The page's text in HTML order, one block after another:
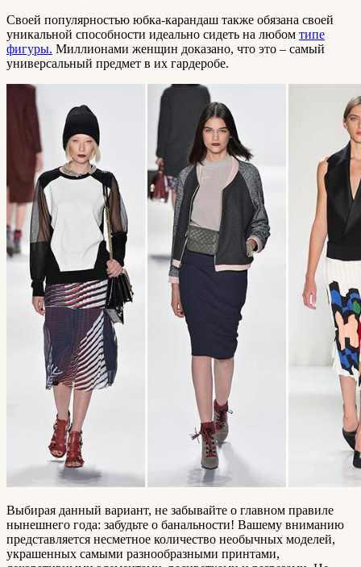
Своей популярностью юбка-карандаш также обязана своей
уникальной способности идеально сидеть на любом типе
фигуры. Миллионами женщин доказано, что это – самый
универсальный предмет в их гардеробе.
Выбирая данный вариант, не забывайте о главном правиле
нынешнего года: забудьте о банальности! Вашему вниманию
представляется несметное количество необычных моделей,
украшенных самыми разнообразными принтами,